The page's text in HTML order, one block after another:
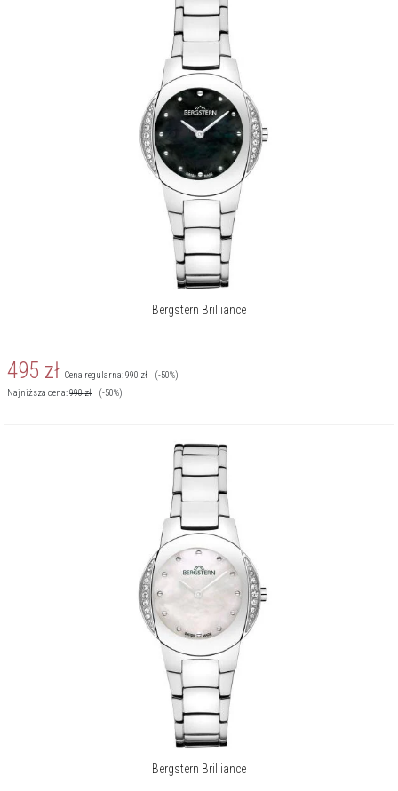
Bergstern jest szczególną marką, powstałą z wielkich i szlachetnych
inspiracji. Pierwszą z nich jest urzekające piękno szwajcarskiego
krajobrazu, jego czystość, wzniosłość i majestatyczność. Miejsce, w
którym góry zdają się dotykać nieboskłonu, sięgać gwiazd. Druga to
siła ludzkiego charakteru i wszystkich cech sprawiających, że jest
zdolny rozwijać się, doskonalić, niezłomnie dążyć do sukcesów,
realizować śmiałe marzenia.
Bergstern Brilliance
495 zł Cena regularna:990zł
(-50%)
Najniższa cena:990zł (-50%)
Bergstern Brilliance